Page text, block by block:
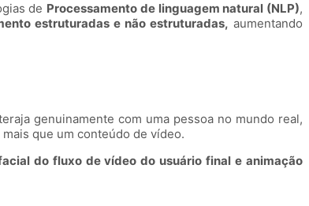
de Processamento de linguagem natural (NLP),
estruturadas e não estruturadas, aumentando
genuinamente com uma pessoa no mundo real,
que um conteúdo de vídeo.
do fluxo de vídeo do usuário final e animação